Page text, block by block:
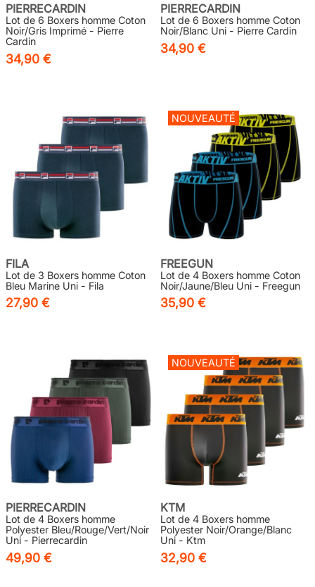
PIERRECARDIN
Lot de 6 Boxers homme Coton
Noir/Gris Imprimé - Pierre
Cardin
34,90 €
PIERRECARDIN
Lot de 6 Boxers homme Coton
Noir/Blanc Uni - Pierre Cardin
34,90 €
FILA
Lot de 3 Boxers homme Coton
Bleu Marine Uni - Fila
27,90 €
NOUVEAUTÉ
FREEGUN
Lot de 4 Boxers homme Coton
Noir/Jaune/Bleu Uni - Freegun
35,90 €
PIERRECARDIN
Lot de 4 Boxers homme
Polyester Bleu/Rouge/Vert/Noir
Uni - Pierrecardin
49,90 €
NOUVEAUTÉ
KTM
Lot de 4 Boxers homme
Polyester Noir/Orange/Blanc
Uni - Ktm
32,90 €